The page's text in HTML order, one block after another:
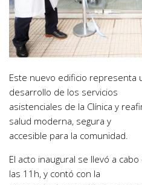
Este nuevo edificio representa
desarrollo de los servicios
asistenciales de la Clínica y
salud moderna, segura y
accesible para la comunidad.
El acto inaugural se llevó a
las 11h, y contó con la